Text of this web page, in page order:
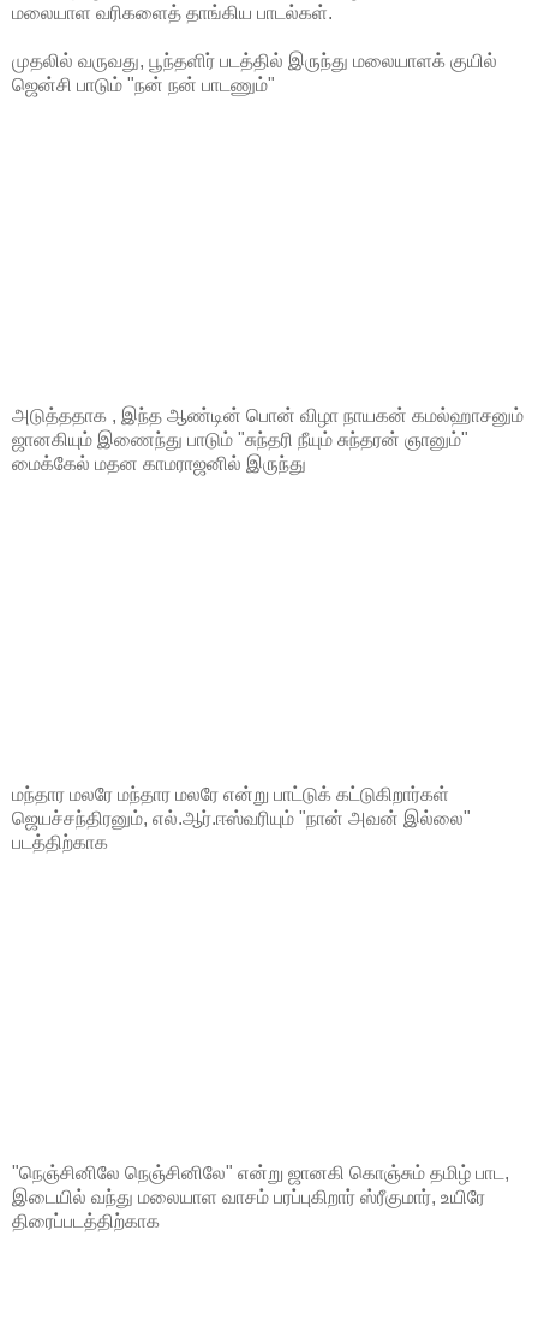
மலையாள வரிகளைத் தாங்கிய பாடல்கள்.
முதலில் வருவது, பூந்தளிர் படத்தில் இருந்து மலையாளக் குயில்
ஜென்சி பாடும் "நன் நன் பாடணும்"
அடுத்ததாக , இந்த ஆண்டின் பொன் விழா நாயகன் கமல்ஹாசனும்
ஜானகியும் இணைந்து பாடும் "சுந்தரி நீயும் சுந்தரன் ஞானும்"
மைக்கேல் மதன காமராஜனில் இருந்து
மந்தார மலரே மந்தார மலரே என்று பாட்டுக் கட்டுகிறார்கள்
ஜெயச்சந்திரனும், எல்.ஆர்.ஈஸ்வரியும் "நான் அவன் இல்லை"
படத்திற்காக
"நெஞ்சினிலே நெஞ்சினிலே" என்று ஜானகி கொஞ்சும் தமிழ் பாட,
இடையில் வந்து மலையாள வாசம் பரப்புகிறார் ஸ்ரீகுமார், உயிரே
திரைப்படத்திற்காக